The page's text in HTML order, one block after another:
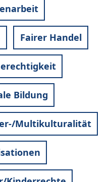
Fairer Handel
Bildung
Multikulturalität